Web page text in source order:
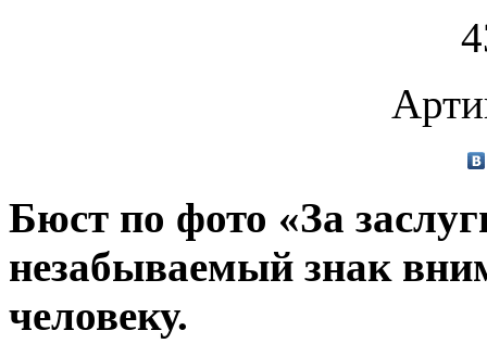
Бюст по фото «За
незабываемый знак
человеку.